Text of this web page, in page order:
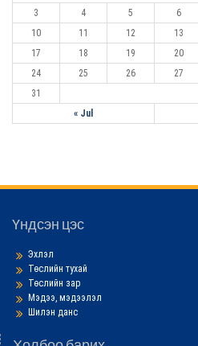
n
« Jul
3
4 5 6
10
11 12 13
17
18 19 20
24
25 26 27
31
Үндсэн цэс
Эхлэл
Төслийн тухай
Төслийн зар
Мэдээ, мэдээлэл
Шилэн данс